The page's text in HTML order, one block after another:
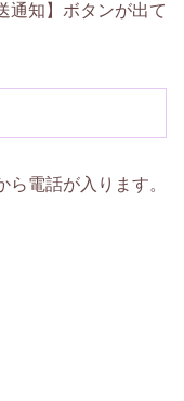
通知】ボタンが出て
電話が入ります。